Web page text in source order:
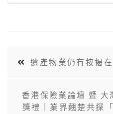
遺產物業仍有按揭
香港保險業論壇 暨
獎禮｜業界翹楚共探